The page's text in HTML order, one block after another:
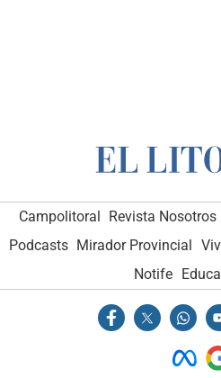
Campolitoral Revista Nosotros
Podcasts Mirador Provincial
Notife